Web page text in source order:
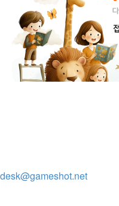
desk@gameshot.net